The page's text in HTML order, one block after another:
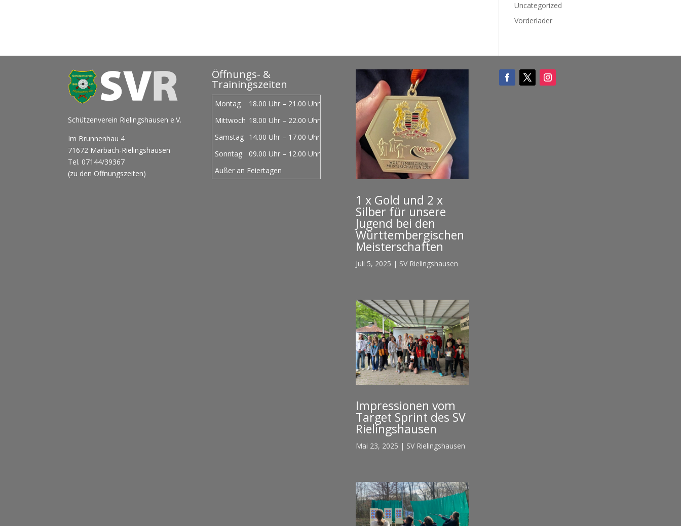
Uncategorized
Vorderlader
Schützenverein Rielingshausen e.V.
Im Brunnenhau 4
71672 Marbach-Rielingshausen
Tel. 07144/39367
(zu den Öffnungszeiten)
Öffnungs- &
Trainingszeiten
Montag
18.00 Uhr – 21.00 Uhr
Mittwoch 18.00 Uhr – 22.00 Uhr
Samstag 14.00 Uhr – 17.00 Uhr
Sonntag
09.00 Uhr – 12.00 Uhr
Außer an Feiertagen
1 x Gold und 2 x
Silber für unsere
Jugend bei den
Württembergischen
Meisterschaften
Juli 5, 2025 | SV Rielingshausen
Impressionen vom
Target Sprint des SV
Rielingshausen
Mai 23, 2025 | SV Rielingshausen